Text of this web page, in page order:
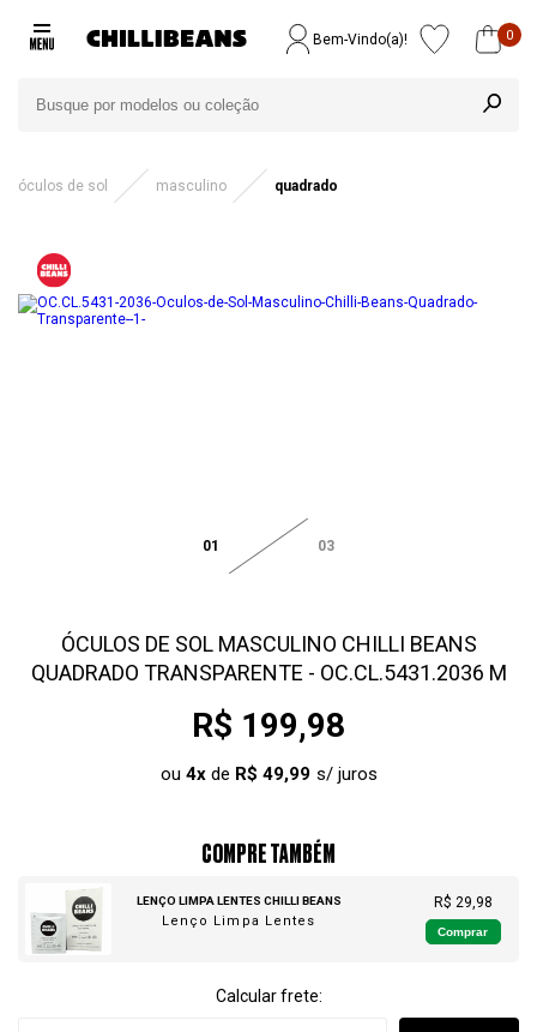
Bem-Vindo(a)! 0
óculos de sol masculino quadrado
01 03
ÓCULOS DE SOL MASCULINO CHILLI BEANS
QUADRADO TRANSPARENTE - OC.CL.5431.2036 M
R$ 199,98
ou 4xde R$ 49,99
COMPRE TAMBÉM
LENÇO LIMPA LENTES CHILLI BEANS
Lenço Limpa Lentes
R$ 29,98
Comprar
Calcular frete: